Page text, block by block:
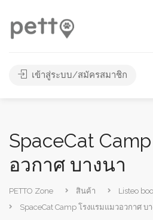
เข้าสู่ระบบ/สมัครสมาชิก
SpaceCat
อวกาศ บางนา
PETTO Zone สินค้า
Listeo
SpaceCat Camp โรงแรมแมวอวกาศ บ